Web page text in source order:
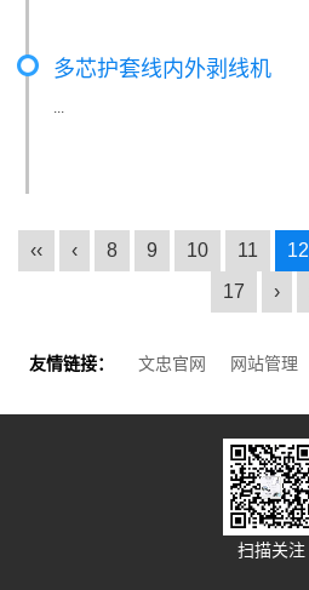
多芯护套线内外剥线机
‹‹ ‹ 8 9 10 11 12
17
›
友情链接： 文忠官网 网站管理
扫描关注